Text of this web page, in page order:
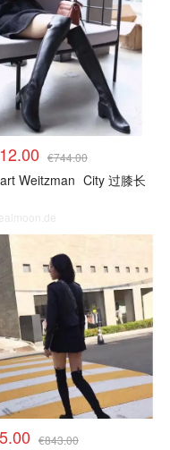
€744.00
Weitzman City 过膝长
€843.00